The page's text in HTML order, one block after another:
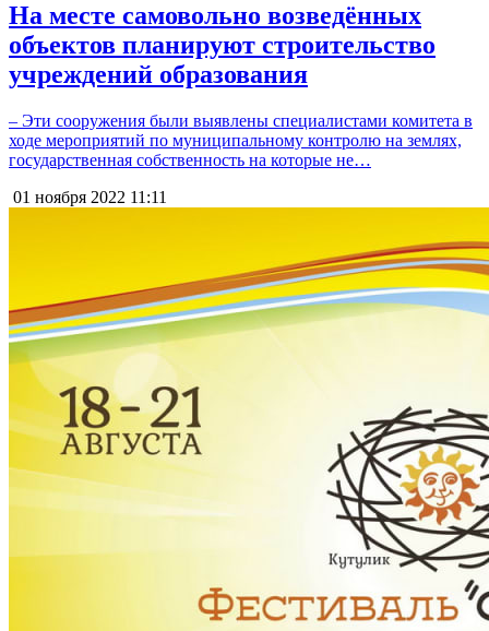
На месте самовольно возведённых
объектов планируют строительство
учреждений образования
– Эти сооружения были выявлены специалистами комитета в
ходе мероприятий по муниципальному контролю на землях,
государственная собственность на которые не…
01 ноября 2022 11:11